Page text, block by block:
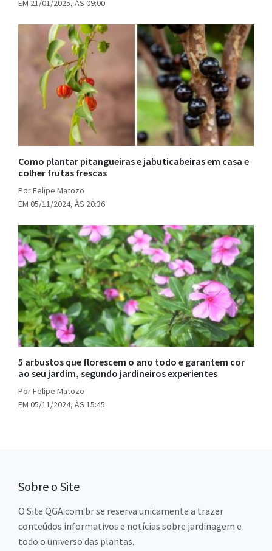
EM 21/01/2025, ÀS 09:00
Como plantar pitangueiras e jabuticabeiras em casa e
colher frutas frescas
Por Felipe Matozo
EM 05/11/2024, ÀS 20:36
5 arbustos que florescem o ano todo e garantem cor
ao seu jardim, segundo jardineiros experientes
Por Felipe Matozo
EM 05/11/2024, ÀS 15:45
Sobre o Site
O Site QGA.com.br se reserva unicamente a trazer
conteúdos informativos e notícias sobre jardinagem e
todo o universo das plantas.